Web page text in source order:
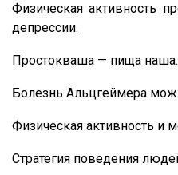
Физическая активность
депрессии.
Простокваша — пища наша.
Болезнь Альцгеймера
Физическая активность и
Стратегия поведения